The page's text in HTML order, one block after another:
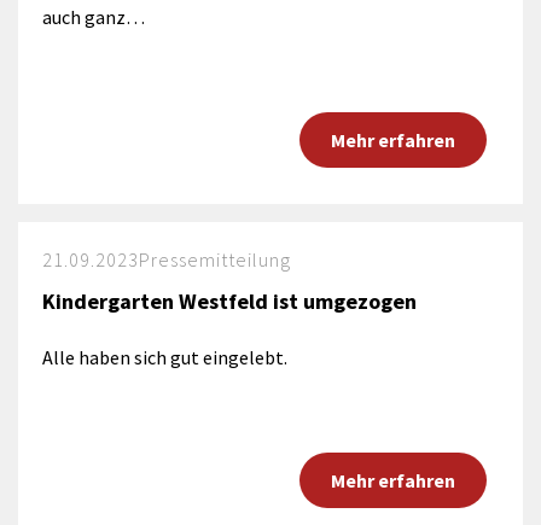
auch ganz…
Mehr erfahren
21.09.2023Pressemitteilung
Kindergarten Westfeld ist umgezogen
Alle haben sich gut eingelebt.
Mehr erfahren